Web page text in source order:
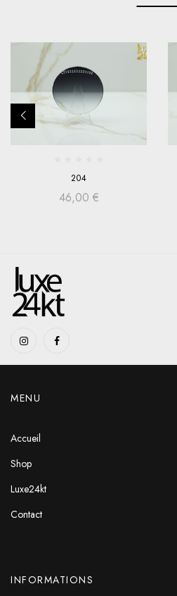
204
46,00 €
MENU
Accueil
Shop
Luxe24kt
Contact
INFORMATIONS